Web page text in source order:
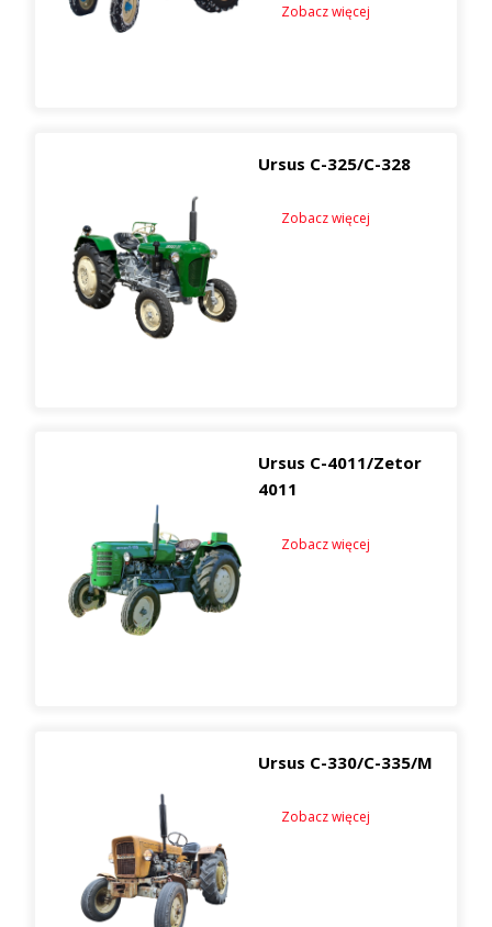
Zobacz więcej
Ursus C-325/C-328
Zobacz więcej
Ursus C-4011/Zetor
4011
Zobacz więcej
Ursus C-330/C-335/M
Zobacz więcej